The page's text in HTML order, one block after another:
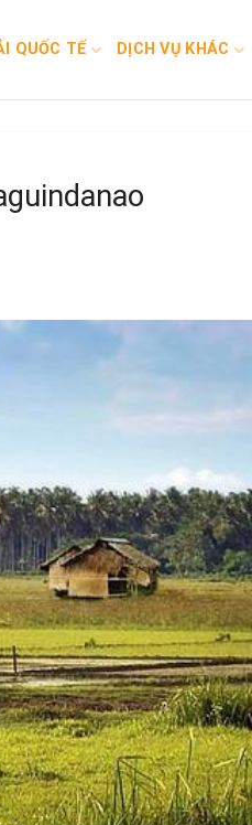
QUỐC TẾ DỊCH VỤ KHÁC